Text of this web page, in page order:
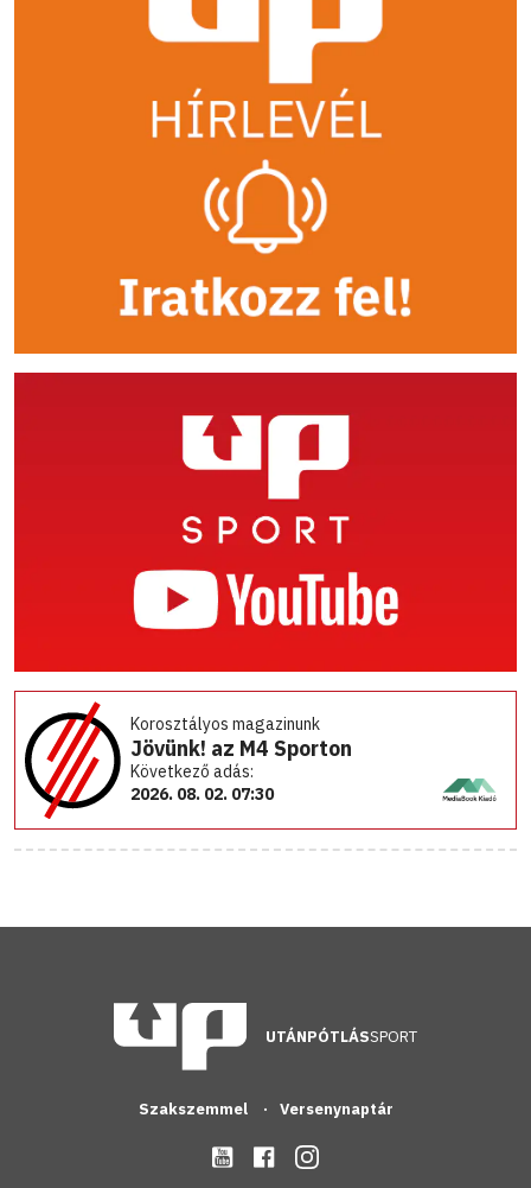
Korosztályos magazinunk
Jövünk! az M4 Sporton
Következő adás:
2026. 08. 02. 07:30
UTÁNPÓTLÁSSPORT
Szakszemmel Versenynaptár